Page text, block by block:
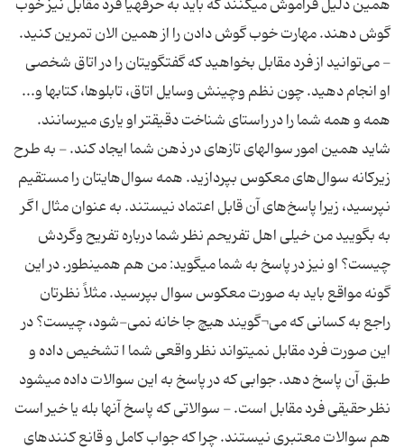
همین دلیل فراموش میکنند که باید به حرفهیا فرد مقابل نیز خوب
گوش دهند. مهارت خوب گوش دادن را از همین الان تمرین کنید.
- می‌توانید از فرد مقابل بخواهید که گفتگویتان را در اتاق شخصی
او انجام دهید. چون نظم وچینش وسایل اتاق، تابلوها، کتابها و...
همه و همه شما را در راستای شناخت دقیقتر او یاری میرسانند.
شاید همین امور سوالهای تازهای در ذهن شما ایجاد کند. - به طرح
زیرکانه سوال‌های معکوس بپردازید. همه سوال‌هایتان را مستقیم
نپرسید، زیرا پاسخ‌های آن قابل اعتماد نیستند. به عنوان مثال اگر
به بگویید من خیلی اهل تفریحم نظر شما درباره تفریح وگردش
چیست؟ او نیز در پاسخ به شما میگوید: من هم همینطور. در این
گونه مواقع باید به صورت معکوس سوال بپرسید. مثلاً نظرتان
راجع به کسانی که می¬گویند هیچ جا خانه نمی-شود، چیست؟ در
این صورت فرد مقابل نمیتواند نظر واقعی شما ا تشخیص داده و
طبق آن پاسخ دهد. جوابی که در پاسخ به این سوالات داده میشود
نظر حقیقی فرد مقابل است. - سوالاتی که پاسخ آنها بله یا خیر است
هم سوالات معتبری نیستند. چرا که جواب کامل و قانع کنندهای